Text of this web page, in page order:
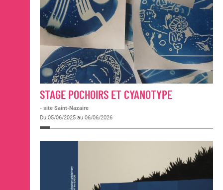
STAGE POCHOIRS ET CYANOTYPE
- site Saint-Nazaire
Du 05/06/2025 au 06/06/2026